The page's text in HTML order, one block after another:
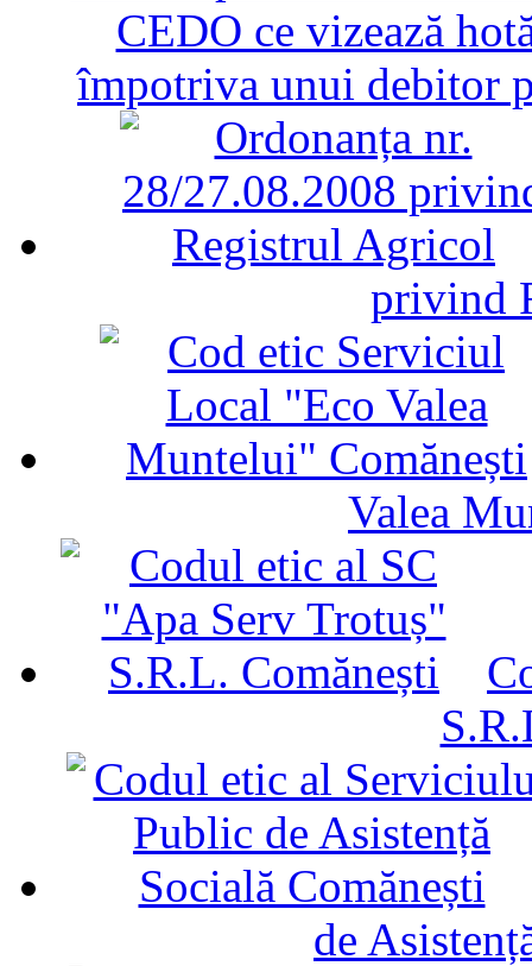
CEDO ce vizează
împotriva unui debitor
privind
Valea
de